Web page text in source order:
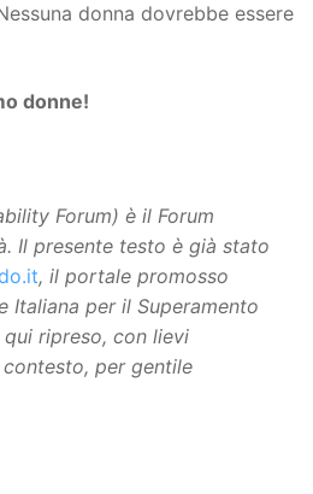
donna dovrebbe essere
donne!
Forum) è il Forum
Il presente testo è già stato
, il portale promosso
Italiana per il Superamento
qui ripreso, con lievi
per gentile